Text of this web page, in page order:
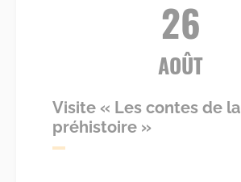
26
AOÛT
Visite « Les contes de la
préhistoire »